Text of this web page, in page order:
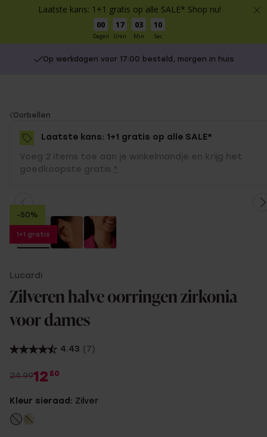
Laatste kans: 1+1 gratis op alle SALE* Shop nu!
00
Dagen
17
Uren
03
Min
10
Sec
Op werkdagen voor 17:00 besteld, morgen in huis
You
are
here:
Oorbellen
Laatste kans: 1+1 gratis op alle SALE*
Voeg 2 items toe aan je winkelmandje en krijg het
goedkoopste gratis. *
-50%
1+1 gratis
Lucardi
Zilveren halve oorringen zirkonia
voor dames
4.43 (7)
24.9912 50
Kleur sieraad: Zilver